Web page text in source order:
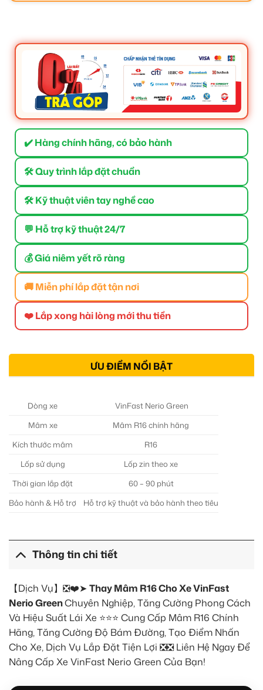
✔️ Hàng chính hãng, có bảo hành
🛠 Quy trình lắp đặt chuẩn
🛠 Kỹ thuật viên tay nghề cao
💬 Hỗ trợ kỹ thuật 24/7
💰 Giá niêm yết rõ ràng
🚚 Miễn phí lắp đặt tận nơi
❤️ Lắp xong hài lòng mới thu tiền
ƯU ĐIỂM NỔI BẬT
Dòng xe
VinFast Nerio Green
Mâm xe
Mâm R16 chính hãng
Kích thước mâm
R16
Lốp sử dụng
Lốp zin theo xe
Thời gian lắp đặt
60 – 90 phút
Bảo hành & Hỗ trợ
Hỗ trợ kỹ thuật và bảo hành theo tiêu
Thông tin chi tiết
【Dịch Vụ】❎❤️➤ Thay Mâm R16 Cho Xe VinFast
Nerio GreenChuyên Nghiệp, Tăng Cường Phong Cách
Và Hiệu Suất Lái Xe ⭐⭐⭐ Cung Cấp Mâm R16 Chính
Hãng, Tăng Cường Độ Bám Đường, Tạo Điểm Nhấn
Cho Xe, Dịch Vụ Lắp Đặt Tiện Lợi ❎❎ Liên Hệ Ngay Để
Nâng Cấp Xe VinFast Nerio Green Của Bạn!